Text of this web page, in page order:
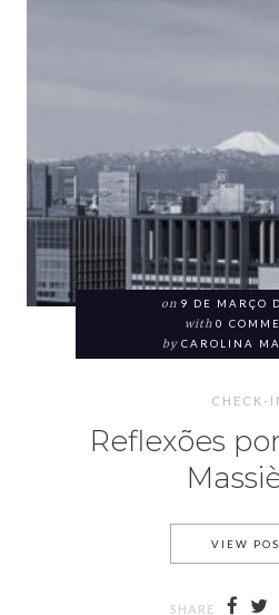
on 9 DE MARÇO
with 0
by CAROLINA
CHECK-
Reflexões
VIEW
SHARE